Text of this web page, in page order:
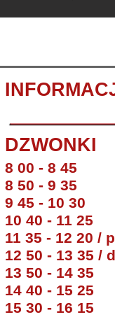
DZWONKI
8 00 - 8 45
8 50 - 9 35
9 45 - 10 30
10 40 - 11 25
11 35 - 12 20 /
12 50 - 13 35 /
13 50 - 14 35
14 40 - 15 25
15 30 - 16 15